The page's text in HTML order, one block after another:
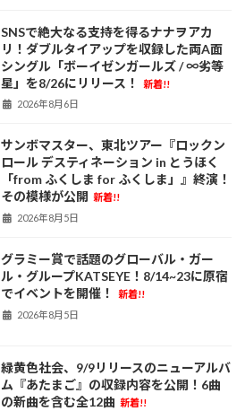
SNSで絶大なる支持を得るナナヲアカ
リ！ダブルタイアップを収録した両A面
シングル「ボーイゼンガールズ / ∞劣等
星」を8/26にリリース！
新着!!
2026年8月6日
サンボマスター、東北ツアー『ロックン
ロール デスティネーション in とうほく
「from ふくしま for ふくしま」』終演！
その模様が公開 新着!!
2026年8月5日
グラミー賞で話題のグローバル・ガー
ル・グループKATSEYE！8/14~23に原宿
でイベントを開催！
新着!!
2026年8月5日
緑黄色社会、9/9リリースのニューアルバ
ム『あたまご』の収録内容を公開！6曲
の新曲を含む全12曲 新着!!